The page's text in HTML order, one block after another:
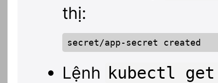
thị:
secret/app-secret created
Lệnh kubectl